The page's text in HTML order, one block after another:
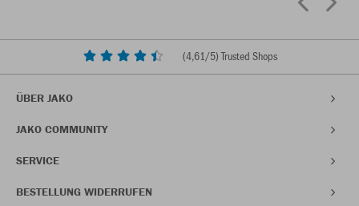
(4,61/5) Trusted Shops
ÜBER JAKO
JAKO COMMUNITY
SERVICE
BESTELLUNG WIDERRUFEN